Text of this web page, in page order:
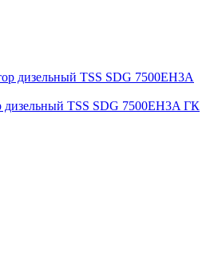
дизельный TSS SDG 7500EH3A ГК